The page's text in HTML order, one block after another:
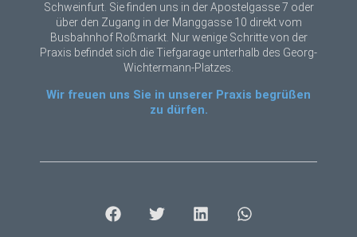
Schweinfurt. Sie finden uns in der Apostelgasse 7 oder
über den Zugang in der Manggasse 10 direkt vom
Busbahnhof Roßmarkt. Nur wenige Schritte von der
Praxis befindet sich die Tiefgarage unterhalb des Georg-
Wichtermann-Platzes.
Wir freuen uns Sie in unserer Praxis begrüßen
zu dürfen.